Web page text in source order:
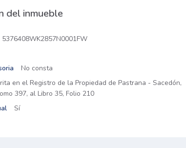
del inmueble
5376408WK2857N0001FW
No consta
en el Registro de la Propiedad de Pastrana - Sacedón,
397, al Libro 35, Folio 210
Sí